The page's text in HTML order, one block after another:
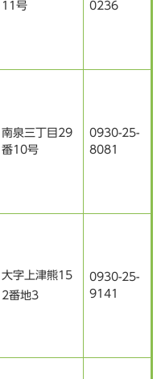
11号
0236
南泉三丁目29
番10号
0930-25-
8081
大字上津熊15
2番地3
0930-25-
9141